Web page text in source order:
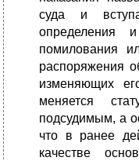
суда и
определения
помилования
распоряжения
изменяющих
меняется
подсудимым, а
что в ранее
качестве